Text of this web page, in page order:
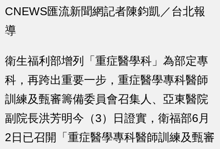
CNEWS匯流新聞網記者陳鈞凱／台北報
導
衛生福利部增列「重症醫學科」為部定專
科，再跨出重要一步，重症醫學專科醫師
訓練及甄審籌備委員會召集人、亞東醫院
副院長洪芳明今（3）日證實，衛福部6月
2日已召開「重症醫學專科醫師訓練及甄審